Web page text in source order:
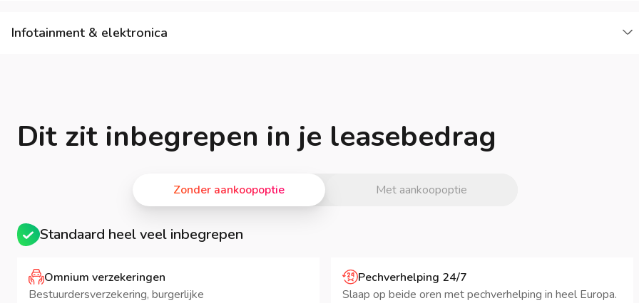
Infotainment & elektronica
Dit zit inbegrepen in je leasebedrag
Met aankoopoptie
Zonder aankoopoptie
Standaard heel veel inbegrepen
Omnium verzekeringen
Bestuurdersverzekering, burgerlijke
Pechverhelping 24/7
Slaap op beide oren met pechverhelping in heel Europa.